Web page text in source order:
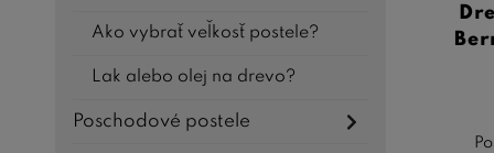
Ako vybrať veľkosť postele?
Lak alebo olej na drevo?
Poschodové postele